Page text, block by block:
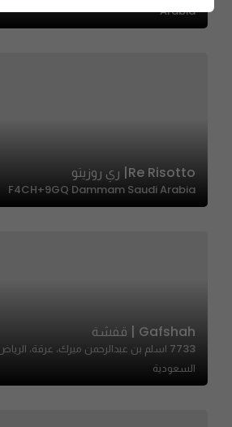
Arabia
Re Risotto| ري روزيتو
F4CH+9GQ Dammam Saudi Arabia
Gafshah | قفشة
السعودية